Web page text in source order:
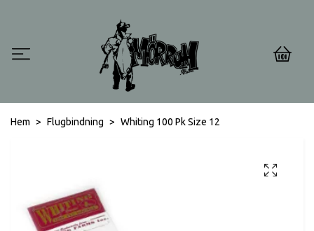
0
Hem Flugbindning Whiting 100 Pk Size 12